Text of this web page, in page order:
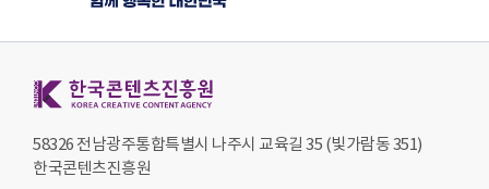
58326 전남광주통합특별시 나주시 교육길 35 (빛가람동 351)
한국콘텐츠진흥원